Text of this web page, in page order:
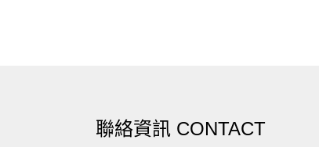
聯絡資訊 CONTACT